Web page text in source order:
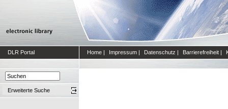
DLR Portal Home | Impressum | Datenschutz | Barrierefreiheit |
Erweiterte Suche